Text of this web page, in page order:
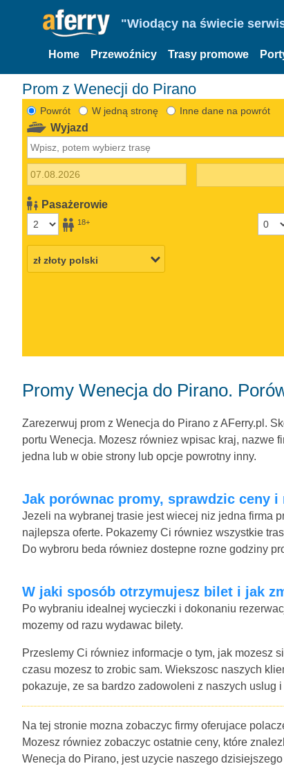
"Wiodący na świecie
Home Przewoźnicy Trasy promowe
Prom z Wenecji do Pirano
Powrót W jedną stronę Inne dane na powrót
Wyjazd
Pasażerowie
18+
Promy Wenecja do Pirano.
Zarezerwuj prom z Wenecja do Pirano z AFerry.pl.
portu Wenecja. Mozesz równiez wpisac kraj, nazwe
jedna lub w obie strony lub opcje powrotny inny.
Jak porównac promy, sprawdzic ceny
Jezeli na wybranej trasie jest wiecej niz jedna firma
najlepsza oferte. Pokazemy Ci równiez wszystkie
Do wybroru beda równiez dostepne rozne godziny
W jaki sposób otrzymujesz bilet i jak
Po wybraniu idealnej wycieczki i dokonaniu
mozemy od razu wydawac bilety.
Przeslemy Ci równiez informacje o tym, jak mozesz
czasu mozesz to zrobic sam. Wiekszosc naszych
pokazuje, ze sa bardzo zadowoleni z naszych uslug
Na tej stronie mozna zobaczyc firmy oferujace
Mozesz równiez zobaczyc ostatnie ceny, które
Wenecja do Pirano, jest uzycie naszego